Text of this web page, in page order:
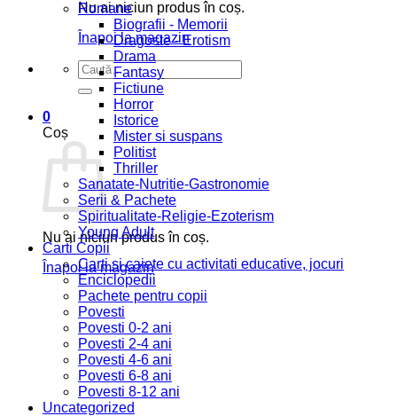
Nu ai niciun produs în coș.
Înapoi la magazin
Caută
după:
0
Coș
Nu ai niciun produs în coș.
Înapoi la magazin
Romane
Biografii - Memorii
Dragoste - Erotism
Drama
Fantasy
Fictiune
Horror
Istorice
Mister si suspans
Politist
Thriller
Sanatate-Nutritie-Gastronomie
Serii & Pachete
Spiritualitate-Religie-Ezoterism
Young Adult
Carti Copii
Carti si caiete cu activitati educative, jocuri
Enciclopedii
Pachete pentru copii
Povesti
Povesti 0-2 ani
Povesti 2-4 ani
Povesti 4-6 ani
Povesti 6-8 ani
Povesti 8-12 ani
Uncategorized